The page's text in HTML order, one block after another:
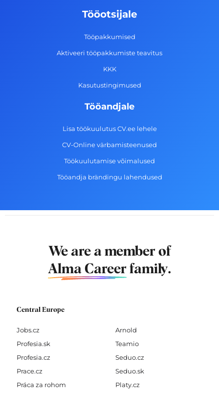
-
g
r
a
m
d
i
n
Tööotsijale
Tööpakkumised
Aktiveeri tööpakkumiste teavitus
KKK
Kasutustingimused
Tööandjale
Lisa töökuulutus CV.ee lehele
CV-Online värbamisteenused
Töökuulutamise võimalused
Tööandja brändingu lahendused
We are a member of
Alma Career family.
Central Europe
Jobs.cz
Profesia.sk
Profesia.cz
Prace.cz
Práca za rohom
Arnold
Teamio
Seduo.cz
Seduo.sk
Platy.cz